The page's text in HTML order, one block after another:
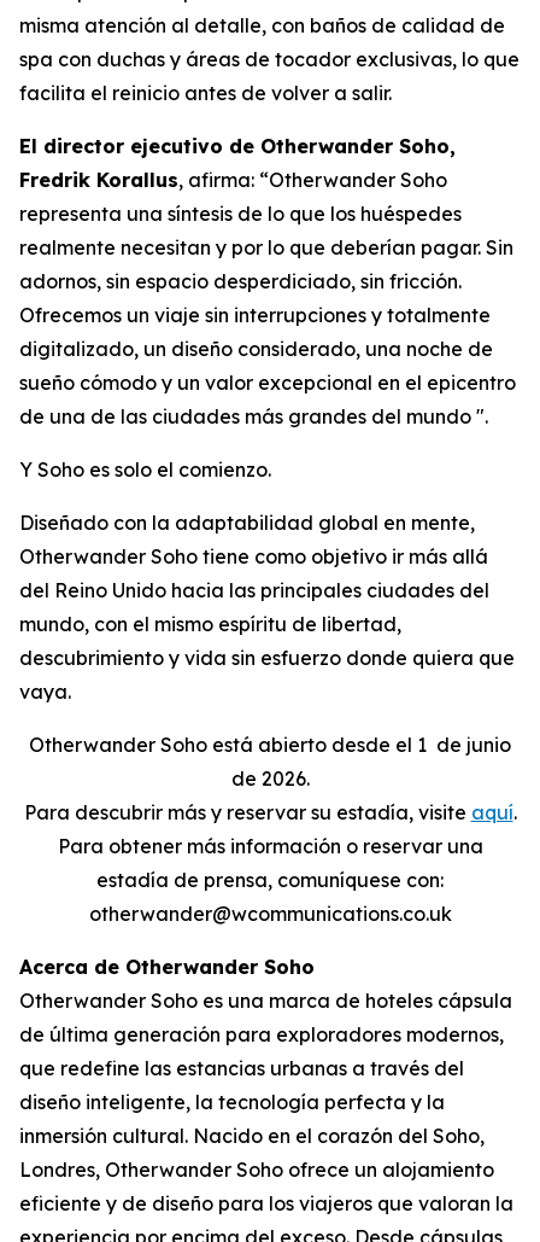
misma atención al detalle, con baños de calidad de
spa con duchas y áreas de tocador exclusivas, lo que
facilita el reinicio antes de volver a salir.
El director ejecutivo de Otherwander Soho,
Fredrik Korallus, afirma: “Otherwander Soho
representa una síntesis de lo que los huéspedes
realmente necesitan y por lo que deberían pagar. Sin
adornos, sin espacio desperdiciado, sin fricción.
Ofrecemos un viaje sin interrupciones y totalmente
digitalizado, un diseño considerado, una noche de
sueño cómodo y un valor excepcional en el epicentro
de una de las ciudades más grandes del mundo ".
Y Soho es solo el comienzo.
Diseñado con la adaptabilidad global en mente,
Otherwander Soho tiene como objetivo ir más allá
del Reino Unido hacia las principales ciudades del
mundo, con el mismo espíritu de libertad,
descubrimiento y vida sin esfuerzo donde quiera que
vaya.
Otherwander Soho está abierto desde el 1 de junio
de 2026.
Para descubrir más y reservar su estadía, visite aquí.
Para obtener más información o reservar una
estadía de prensa, comuníquese con:
otherwander@wcommunications.co.uk
Acerca de Otherwander Soho
Otherwander Soho es una marca de hoteles cápsula
de última generación para exploradores modernos,
que redefine las estancias urbanas a través del
diseño inteligente, la tecnología perfecta y la
inmersión cultural. Nacido en el corazón del Soho,
Londres, Otherwander Soho ofrece un alojamiento
eficiente y de diseño para los viajeros que valoran la
experiencia por encima del exceso. Desde cápsulas